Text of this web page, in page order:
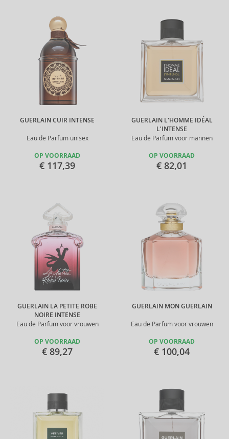
GUERLAIN CUIR INTENSE
Eau de Parfum unisex
OP VOORRAAD
€ 117,39
GUERLAIN L'HOMME IDÉAL
L'INTENSE
Eau de Parfum voor mannen
OP VOORRAAD
€ 82,01
GUERLAIN LA PETITE ROBE
NOIRE INTENSE
Eau de Parfum voor vrouwen
OP VOORRAAD
€ 89,27
GUERLAIN MON GUERLAIN
Eau de Parfum voor vrouwen
OP VOORRAAD
€ 100,04